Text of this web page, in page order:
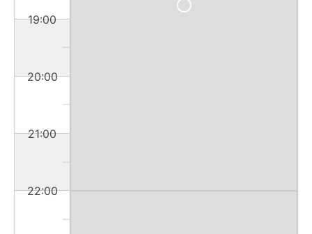
19:00
20:00
21:00
22:00